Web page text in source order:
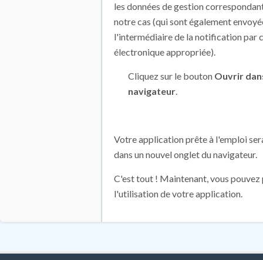
les données de gestion
notre cas (qui sont également
l'intermédiaire de la notification par
électronique appropriée).
Cliquez sur le bouton Ouvrir
navigateur.
Votre application prête à l'emploi
dans un nouvel onglet du navigateur.
C'est tout ! Maintenant, vous
l'utilisation de votre application.